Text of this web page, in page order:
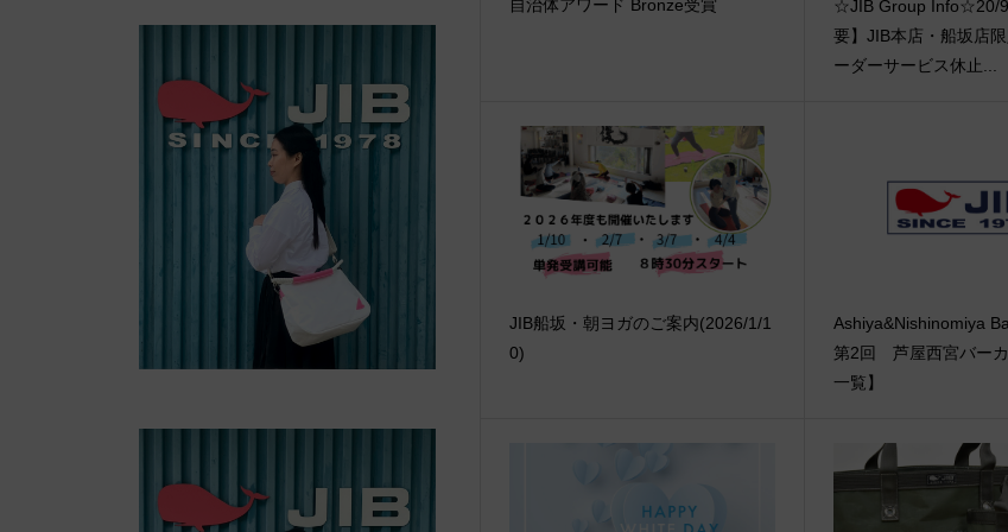
自治体アワード Bronze受賞
☆JIB Group Info☆20/
要】JIB本店・船坂店
ーダーサービス休止...
JIB船坂・朝ヨガのご案内(2026/1/1
0)
Ashiya&Nishinomiya
第2回 芦屋西宮バー
一覧】